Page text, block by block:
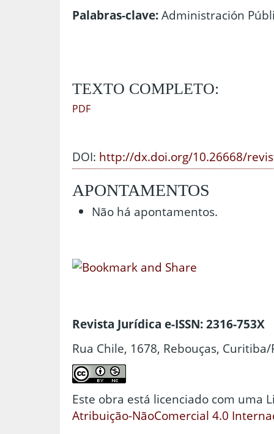
Palabras-clave:Administración
TEXTO COMPLETO:
PDF
DOI: http://dx.doi.org/10.26668/
APONTAMENTOS
Não há apontamentos.
Revista Jurídica e-ISSN: 2316-753X
Rua Chile, 1678, Rebouças, Curitiba/
Este obra está licenciado com uma
Atribuição-NãoComercial 4.0